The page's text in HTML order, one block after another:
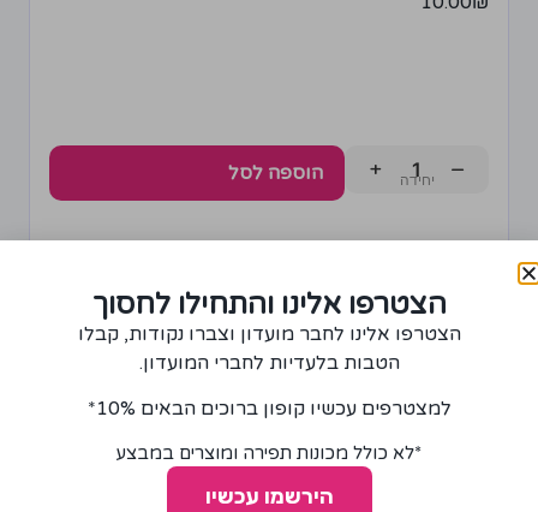
−
+ הוספה לסל
הצטרפו אלינו והתחילו לחסוך
הצטרפו אלינו לחבר מועדון וצברו נקודות, קבלו
הטבות בלעדיות לחברי המועדון.
למצטרפים עכשיו קופון ברוכים הבאים 10%*
*לא כולל מכונות תפירה ומוצרים במבצע
הירשמו עכשיו